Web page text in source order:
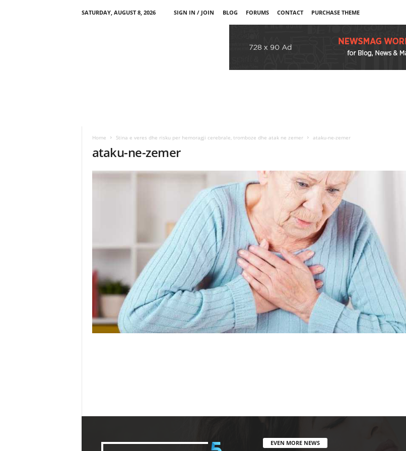
SATURDAY, AUGUST 8, 2026 SIGN IN / JOIN BLOG FORUMS CONTACT PURCHASE THEME
Home Stina e veres dhe risku per hemoragji cerebrale, tromboze dhe atak ne zemer ataku-ne-zemer
ataku-ne-zemer
EVEN MORE NEWS